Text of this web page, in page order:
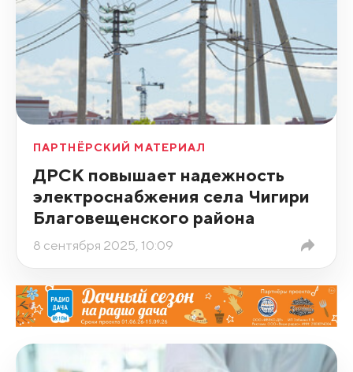
ПАРТНЁРСКИЙ МАТЕРИАЛ
ДРСК повышает надежность
электроснабжения села Чигири
Благовещенского района
8 сентября 2025, 10:09